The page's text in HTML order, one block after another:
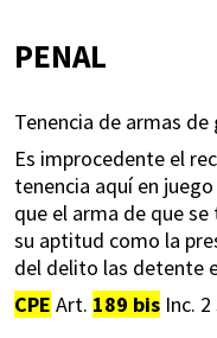
PENAL
Tenencia de armas
Es improcedente el
tenencia aquí en
que el arma de que
su aptitud como la
del delito las detente
CPE Art. 189 bis Inc.